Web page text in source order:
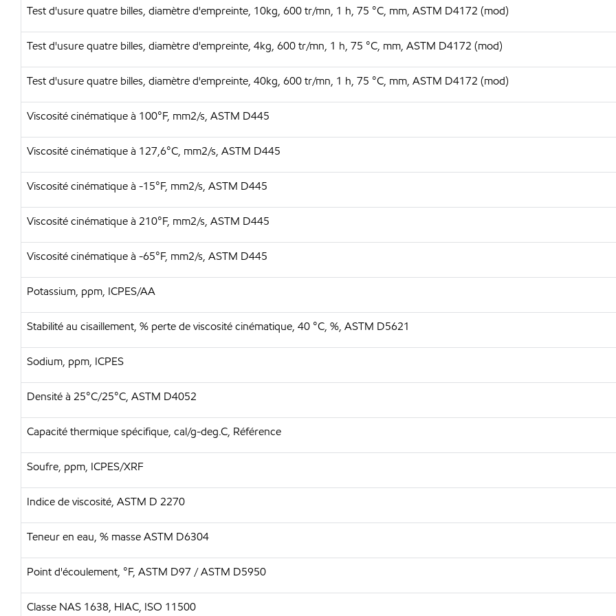
Test d'usure quatre billes, diamètre d'empreinte, 10kg, 600 tr/mn, 1 h, 75 °C, mm, ASTM D4172 (mod)
Test d'usure quatre billes, diamètre d'empreinte, 4kg, 600 tr/mn, 1 h, 75 °C, mm, ASTM D4172 (mod)
Test d'usure quatre billes, diamètre d'empreinte, 40kg, 600 tr/mn, 1 h, 75 °C, mm, ASTM D4172 (mod)
Viscosité cinématique à 100°F, mm2/s, ASTM D445
Viscosité cinématique à 127,6°C, mm2/s, ASTM D445
Viscosité cinématique à -15°F, mm2/s, ASTM D445
Viscosité cinématique à 210°F, mm2/s, ASTM D445
Viscosité cinématique à -65°F, mm2/s, ASTM D445
Potassium, ppm, ICPES/AA
Stabilité au cisaillement, % perte de viscosité cinématique, 40 °C, %, ASTM D5621
Sodium, ppm, ICPES
Densité à 25°C/25°C, ASTM D4052
Capacité thermique spécifique, cal/g-deg.C, Référence
Soufre, ppm, ICPES/XRF
Indice de viscosité, ASTM D 2270
Teneur en eau, % masse ASTM D6304
Point d'écoulement, °F, ASTM D97 / ASTM D5950
Classe NAS 1638, HIAC, ISO 11500